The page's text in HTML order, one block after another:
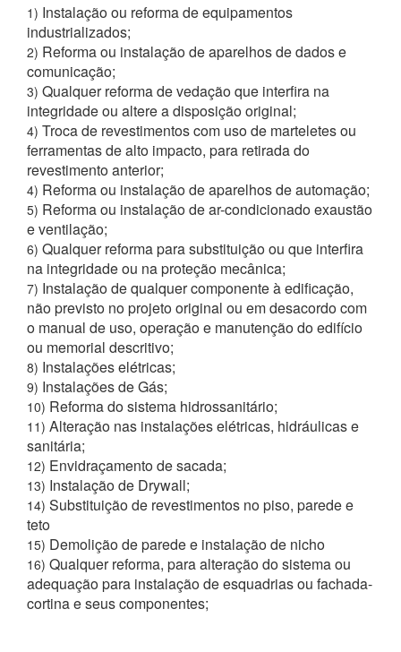
1) Instalação ou reforma de equipamentos
industrializados;
2) Reforma ou instalação de aparelhos de dados e
comunicação;
3) Qualquer reforma de vedação que interfira na
integridade ou altere a disposição original;
4) Troca de revestimentos com uso de marteletes ou
ferramentas de alto impacto, para retirada do
revestimento anterior;
4) Reforma ou instalação de aparelhos de automação;
5) Reforma ou instalação de ar-condicionado exaustão
e ventilação;
6) Qualquer reforma para substituição ou que interfira
na integridade ou na proteção mecânica;
7) Instalação de qualquer componente à edificação,
não previsto no projeto original ou em desacordo com
o manual de uso, operação e manutenção do edifício
ou memorial descritivo;
8) Instalações elétricas;
9) Instalações de Gás;
10) Reforma do sistema hidrossanitário;
11) Alteração nas instalações elétricas, hidráulicas e
sanitária;
12) Envidraçamento de sacada;
13) Instalação de Drywall;
14) Substituição de revestimentos no piso, parede e
teto
15) Demolição de parede e instalação de nicho
16) Qualquer reforma, para alteração do sistema ou
adequação para instalação de esquadrias ou fachada-
cortina e seus componentes;